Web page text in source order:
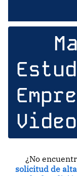
¿No
solicitud de alta